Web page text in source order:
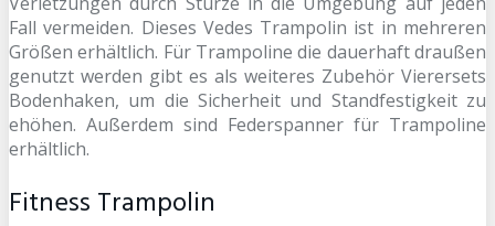
Fall vermeiden. Dieses Vedes Trampolin ist in mehreren
Größen erhältlich. Für Trampoline die dauerhaft draußen
genutzt werden gibt es als weiteres Zubehör Vierersets
Bodenhaken, um die Sicherheit und Standfestigkeit zu
ehöhen. Außerdem sind Federspanner für Trampoline
erhältlich.
Fitness Trampolin